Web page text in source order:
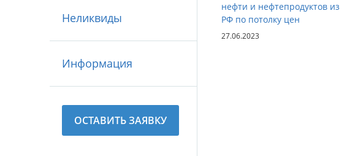
Неликвиды
Информация
ОСТАВИТЬ ЗАЯВКУ
нефти и нефтепродуктов из
РФ по потолку цен
27.06.2023